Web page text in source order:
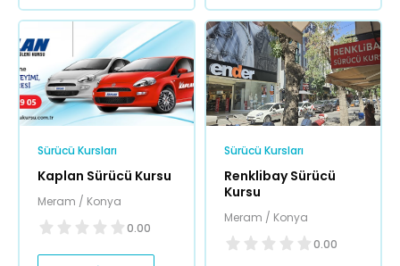
Sürücü Kursları
Kaplan Sürücü Kursu
Meram / Konya
0.00
Sürücü Kursları
Renklibay Sürücü
Kursu
Meram / Konya
0.00